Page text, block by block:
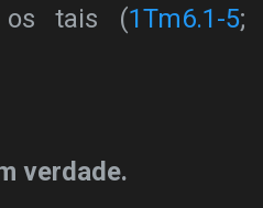
os tais (1Tm6.1-5;
verdade.